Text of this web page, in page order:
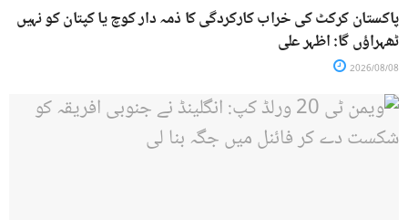
پاکستان کرکٹ کی خراب کارکردگی کا ذمہ دار کوچ یا کپتان کو نہیں
ٹھہراؤں گا: اظہر علی
2026/08/08